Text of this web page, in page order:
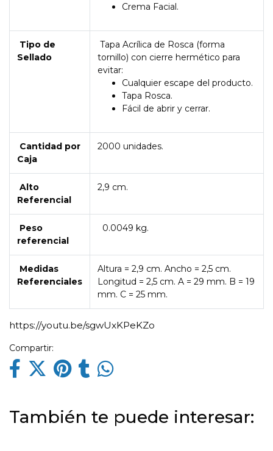
Crema Facial.
Tipo de
Sellado
Tapa Acrílica de Rosca (forma
tornillo) con cierre hermético para
evitar:
Cualquier escape del producto.
Tapa Rosca.
Fácil de abrir y cerrar.
Cantidad por
Caja
2000 unidades.
Alto
Referencial
2,9 cm.
Peso
referencial
0.0049 kg.
Medidas
Referenciales
Altura = 2,9 cm. Ancho = 2,5 cm.
Longitud = 2,5 cm. A = 29 mm. B = 19
mm. C = 25 mm.
https://youtu.be/sgwUxKPeKZo
Compartir:
También te puede interesar: